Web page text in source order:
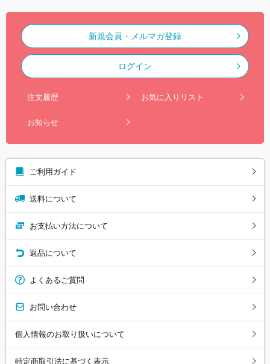
新規会員・メルマガ登録
ログイン
注文履歴 お気に入りリスト
お知らせ
ご利用ガイド
送料について
お支払い方法について
返品について
よくあるご質問
お問い合わせ
個人情報のお取り扱いについて
特定商取引法に基づく表示